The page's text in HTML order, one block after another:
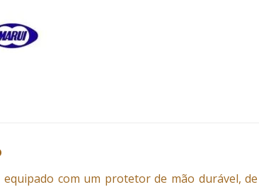
com um protetor de mão durável,